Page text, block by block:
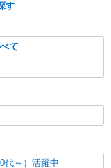
す
て
代～）活躍中